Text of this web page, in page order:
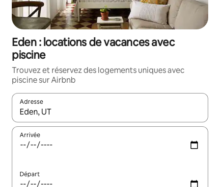
Eden : locations de vacances avec
piscine
Trouvez et réservez des logements uniques avec
piscine sur Airbnb
Adresse
Lorsque les résultats s'affichent, utilisez les flèches vers le
Arrivée
Départ